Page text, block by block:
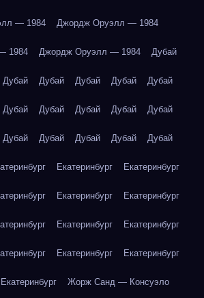
— 1984 Джордж Оруэлл — 1984
1984 Джордж Оруэлл — 1984 Дубай
Дубай Дубай Дубай Дубай Дубай
Дубай Дубай Дубай Дубай Дубай
Дубай Дубай Дубай Дубай Дубай
Екатеринбург Екатеринбург
Екатеринбург Екатеринбург
Екатеринбург Екатеринбург
Екатеринбург Екатеринбург
Екатеринбург Жорж Санд — Консуэло